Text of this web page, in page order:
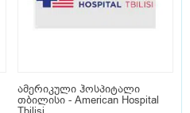
ამერიკული ჰოსპიტალი
თბილისი - American Hospital